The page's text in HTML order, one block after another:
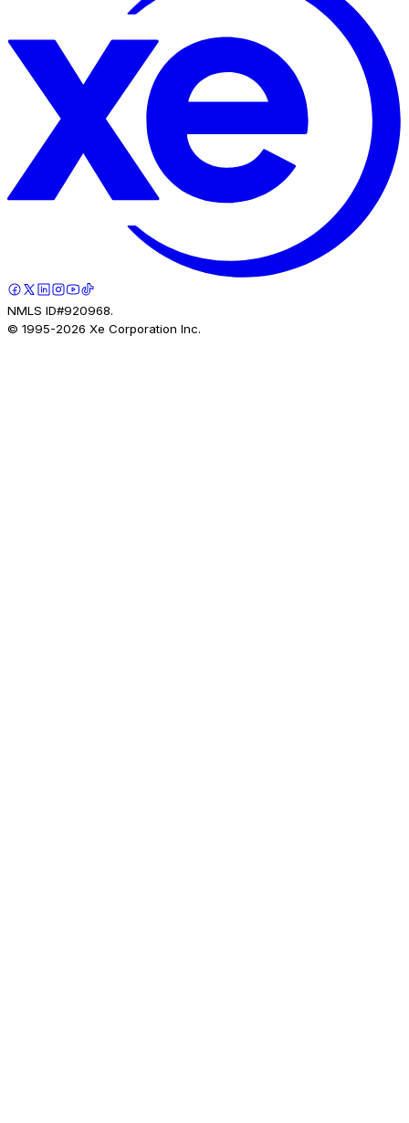
NMLS ID#920968.
© 1995-2026 Xe Corporation Inc.